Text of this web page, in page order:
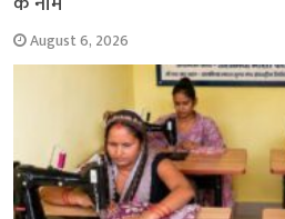
August 6, 2026